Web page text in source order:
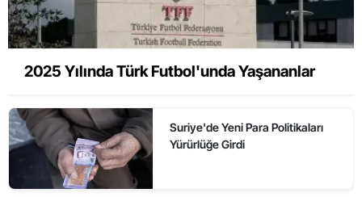
2025 Yılında Türk Futbol'unda Yaşananlar
Suriye'de Yeni Para Politikaları
Yürürlüğe Girdi